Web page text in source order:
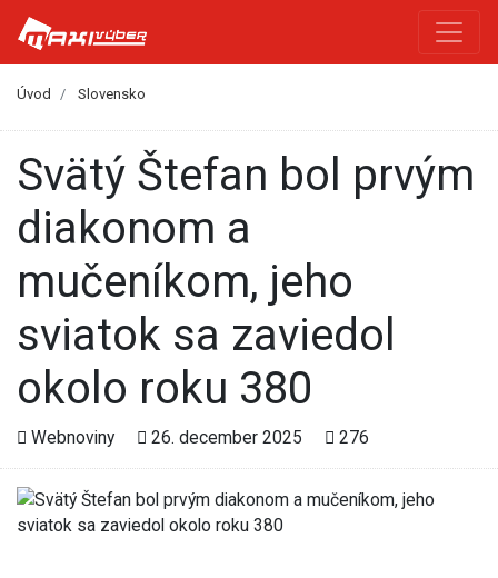
Úvod Slovensko
Svätý Štefan bol prvým
diakonom a
mučeníkom, jeho
sviatok sa zaviedol
okolo roku 380
Webnoviny 26. december 2025 276